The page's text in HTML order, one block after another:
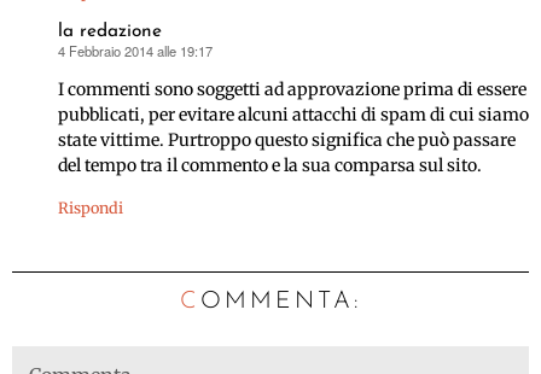
la redazione
ha
detto:
4 Febbraio 2014 alle 19:17
I commenti sono soggetti ad approvazione prima di essere
pubblicati, per evitare alcuni attacchi di spam di cui siamo
state vittime. Purtroppo questo significa che può passare
del tempo tra il commento e la sua comparsa sul sito.
Rispondi
C OMMENTA: